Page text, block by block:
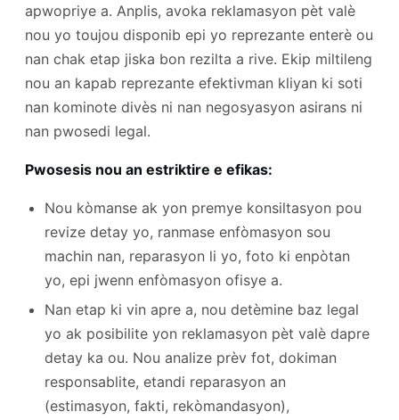
apwopriye a. Anplis, avoka reklamasyon pèt valè
nou yo toujou disponib epi yo reprezante enterè ou
nan chak etap jiska bon rezilta a rive. Ekip miltileng
nou an kapab reprezante efektivman kliyan ki soti
nan kominote divès ni nan negosyasyon asirans ni
nan pwosedi legal.
Pwosesis nou an estriktire e efikas:
Nou kòmanse ak yon premye konsiltasyon pou
revize detay yo, ranmase enfòmasyon sou
machin nan, reparasyon li yo, foto ki enpòtan
yo, epi jwenn enfòmasyon ofisye a.
Nan etap ki vin apre a, nou detèmine baz legal
yo ak posibilite yon reklamasyon pèt valè dapre
detay ka ou. Nou analize prèv fot, dokiman
responsablite, etandi reparasyon an
(estimasyon, fakti, rekòmandasyon),